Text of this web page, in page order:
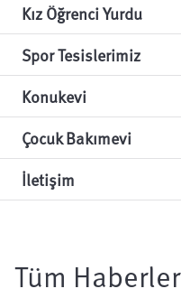
Kız Öğrenci Yurdu
Spor Tesislerimiz
Konukevi
Çocuk Bakımevi
İletişim
Tüm Haberler